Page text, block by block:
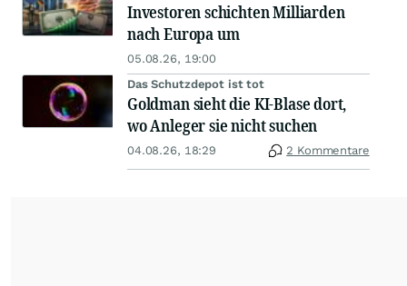
Investoren schichten Milliarden
nach Europa um
05.08.26, 19:00
Das Schutzdepot ist tot
Goldman sieht die KI-Blase dort,
wo Anleger sie nicht suchen
04.08.26, 18:29 2 Kommentare